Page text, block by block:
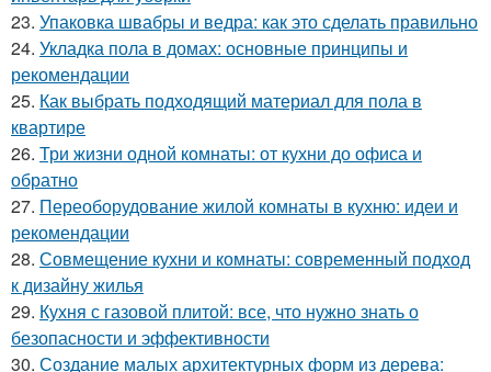
23. Упаковка швабры и ведра: как это сделать правильно
24. Укладка пола в домах: основные принципы и
рекомендации
25. Как выбрать подходящий материал для пола в
квартире
26. Три жизни одной комнаты: от кухни до офиса и
обратно
27. Переоборудование жилой комнаты в кухню: идеи и
рекомендации
28. Совмещение кухни и комнаты: современный подход
к дизайну жилья
29. Кухня с газовой плитой: все, что нужно знать о
безопасности и эффективности
30. Создание малых архитектурных форм из дерева: